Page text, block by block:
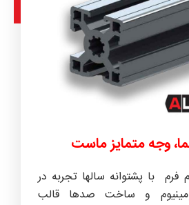
وجه متمایز ماست
با پشتوانه سالها تجربه در
و ساخت صدها قالب